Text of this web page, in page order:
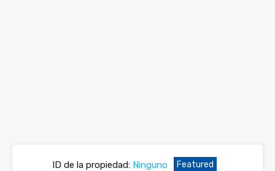
ID de la propiedad: Ninguno Featured